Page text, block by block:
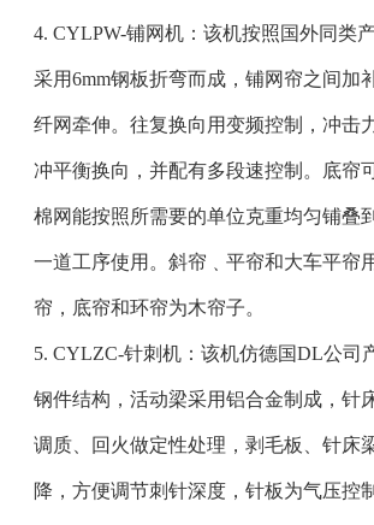
4. CYLPW-铺网机：该机按照国外同类
采用6mm钢板折弯而成，铺网帘之间加
纤网牵伸。往复换向用变频控制，冲击
冲平衡换向，并配有多段速控制。底帘
棉网能按照所需要的单位克重均匀铺叠
一道工序使用。斜帘﹑平帘和大车平帘
帘，底帘和环帘为木帘子。
5. CYLZC-针刺机：该机仿德国DL公司
钢件结构，活动梁采用铝合金制成，针
调质、回火做定性处理，剥毛板、针床
降，方便调节刺针深度，针板为气压控